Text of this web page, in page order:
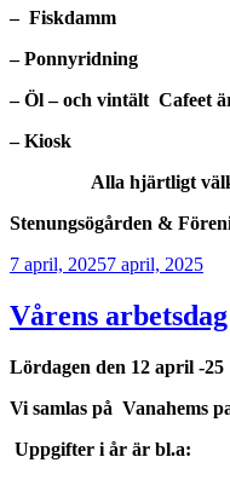
– Fiskdamm
– Ponnyridning
– Öl – och vintält Cafeet
–Kiosk
Alla hjärtligt
Stenungsögården &
Publicerat
7 april, 20257 april, 2025
Vårens arbetsdag
Lördagen den 12 april -25
Vi samlas på Vanahems
Uppgifter i år är bl.a: